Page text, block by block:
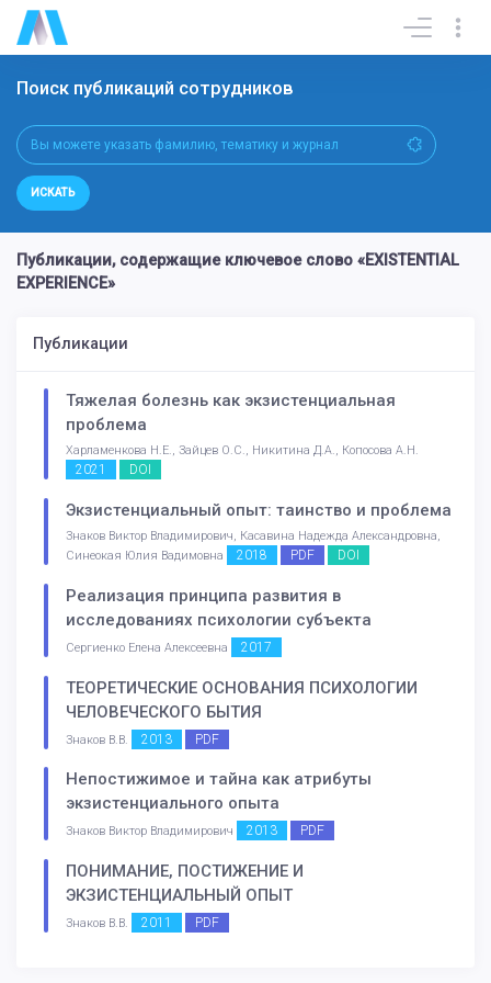
Поиск публикаций сотрудников
ИСКАТЬ
Публикации, содержащие ключевое слово «EXISTENTIAL
EXPERIENCE»
Публикации
Тяжелая болезнь как экзистенциальная
проблема
Харламенкова Н.Е., Зайцев О.С., Никитина Д.А., Копосова А.Н.
2021 DOI
Экзистенциальный опыт: таинство и проблема
Знаков Виктор Владимирович, Касавина Надежда Александровна,
Синеокая Юлия Вадимовна
2018 PDF DOI
Реализация принципа развития в
исследованиях психологии субъекта
Сергиенко Елена Алексеевна 2017
ТЕОРЕТИЧЕСКИЕ ОСНОВАНИЯ ПСИХОЛОГИИ
ЧЕЛОВЕЧЕСКОГО БЫТИЯ
Знаков В.В. 2013 PDF
Непостижимое и тайна как атрибуты
экзистенциального опыта
Знаков Виктор Владимирович 2013 PDF
ПОНИМАНИЕ, ПОСТИЖЕНИЕ И
ЭКЗИСТЕНЦИАЛЬНЫЙ ОПЫТ
Знаков В.В. 2011 PDF